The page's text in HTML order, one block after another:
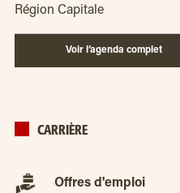
Région Capitale
Voir l’agenda complet
CARRIÈRE
Offres d'emploi